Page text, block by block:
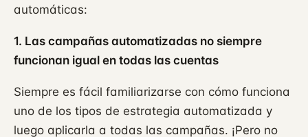
automáticas:
1. Las campañas automatizadas no siempre
funcionan igual en todas las cuentas
Siempre es fácil familiarizarse con cómo funciona
uno de los tipos de estrategia automatizada y
luego aplicarla a todas las campañas. ¡Pero no